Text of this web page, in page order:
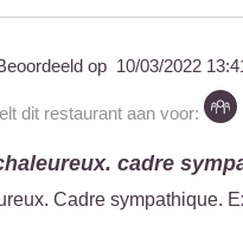
op 10/03/2022
dit restaurant aan voor:
cadre
Cadre sympathique.